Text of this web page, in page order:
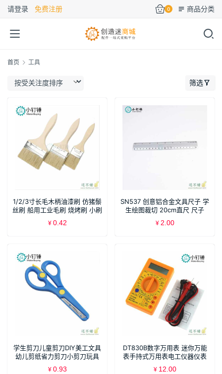
请登录 免费注册 0 商品分类
首页 工具
筛选
1/2/3寸长毛木柄油漆刷 仿猪鬃
丝刷 船用工业毛刷 烧烤刷 小刷
子
¥ 0.42
SN537 创意铝合金文具尺子 学
生绘图裁切 20cm直尺 尺子
¥ 2.00
学生剪刀儿童剪刀DIY美工文具
幼儿剪纸省力剪刀小剪刀玩具
剪刀
¥ 0.93
DT830B数字万用表 迷你万能
表手持式万用表电工仪器仪表
¥ 12.00